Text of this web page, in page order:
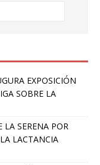
EXPOSICIÓN
SOBRE LA
LA SERENA POR
LACTANCIA